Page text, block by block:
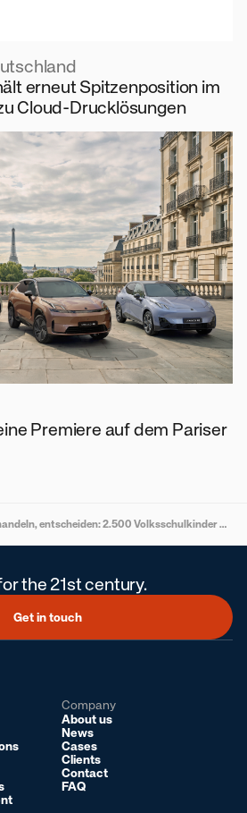
erneut Spitzenposition im
Cloud-Drucklösungen
Premiere auf dem Pariser
Rechnen, verhandeln, entscheiden: 2.500 Volksschulkinder wurden am WU-Campus zu Unternehmer:innen
the 21st century.
Get in touch
Company
About us
News
Cases
Clients
Contact
FAQ